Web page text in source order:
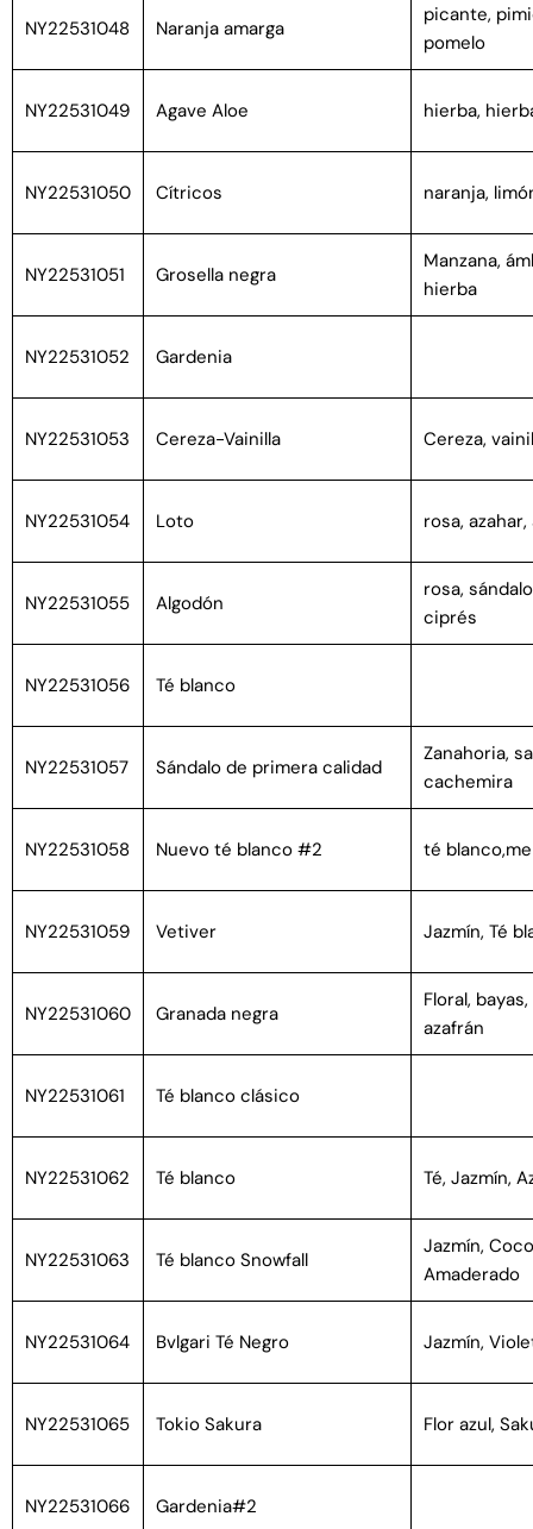
NY22531048 Naranja amarga
picante,
pomelo
NY22531049 Agave Aloe hierba,
NY22531050 Cítricos naranja,
NY22531051 Grosella negra
Manzana,
hierba
NY22531052 Gardenia
NY22531053 Cereza-Vainilla Cereza,
NY22531054 Loto rosa,
NY22531055 Algodón
rosa,
ciprés
NY22531056 Té blanco
NY22531057 Sándalo de primera calidad
Zanahoria,
cachemira
NY22531058 Nuevo té blanco #2 té
NY22531059 Vetiver Jazmín, Té
NY22531060 Granada negra
Floral,
azafrán
NY22531061 Té blanco clásico
NY22531062 Té blanco Té, Jazmín,
NY22531063 Té blanco Snowfall
Jazmín,
Amaderado
NY22531064 Bvlgari Té Negro Jazmín,
NY22531065 Tokio Sakura Flor azul,
NY22531066 Gardenia#2